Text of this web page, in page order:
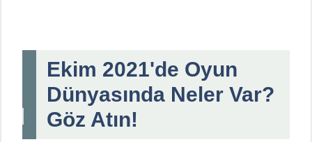
Ekim 2021'de Oyun
Dünyasında Neler Var?
Göz Atın!